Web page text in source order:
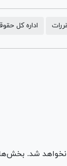
اداره کل
شد.